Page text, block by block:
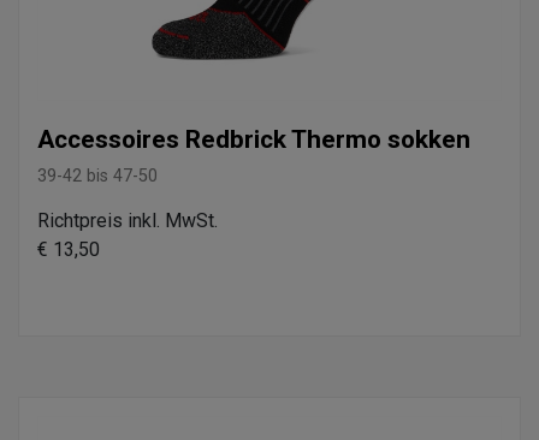
Accessoires Redbrick Thermo sokken
39-42 bis 47-50
Richtpreis inkl. MwSt.
€ 13,50